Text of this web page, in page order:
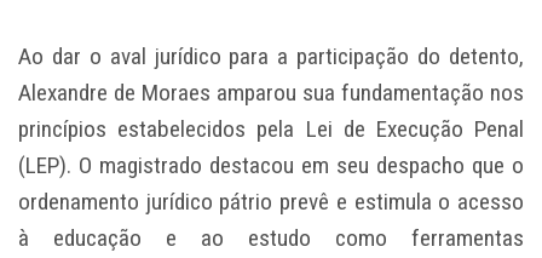
Ao dar o aval jurídico para a participação do detento,
Alexandre de Moraes amparou sua fundamentação nos
princípios estabelecidos pela Lei de Execução Penal
(LEP). O magistrado destacou em seu despacho que o
ordenamento jurídico pátrio prevê e estimula o acesso
à educação e ao estudo como ferramentas